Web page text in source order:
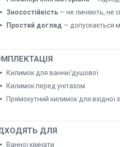
Зносостійкість — не линяють, не
Простий догляд — допускається
Килимок для ванни/душової
Килимок перед унітазом
Прямокутний килимок для вхідної
ДЛЯ
Ванної кімнати